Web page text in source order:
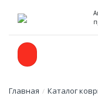
Главная / Каталог